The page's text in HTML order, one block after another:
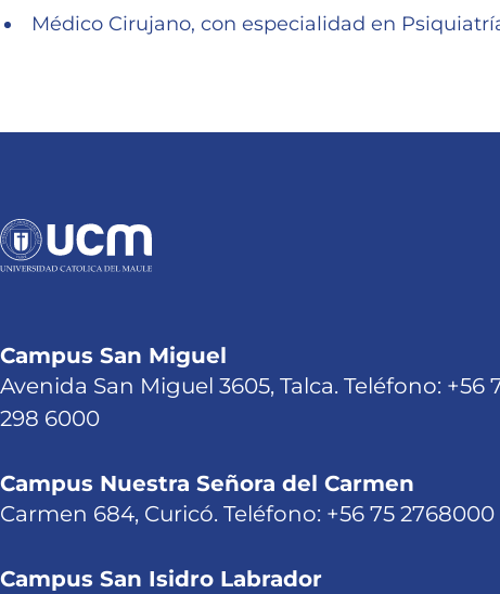
Médico Cirujano, con especialidad en
Campus San Miguel
Avenida San Miguel 3605, Talca. Teléfono: +56
298 6000
Campus Nuestra Señora del Carmen
Carmen 684, Curicó. Teléfono: +56 75 2768000
Campus San Isidro Labrador